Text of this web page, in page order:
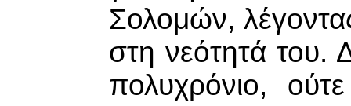
Σολομών,
στη νεότητά του.
πολυχρόνιο,